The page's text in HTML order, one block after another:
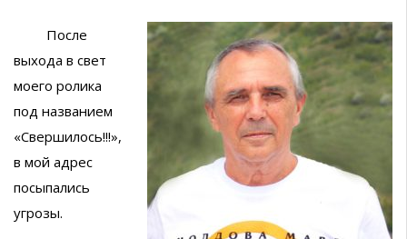
После
выхода в свет
моего ролика
под названием
«Свершилось!!!»,
в мой адрес
посыпались
угрозы.